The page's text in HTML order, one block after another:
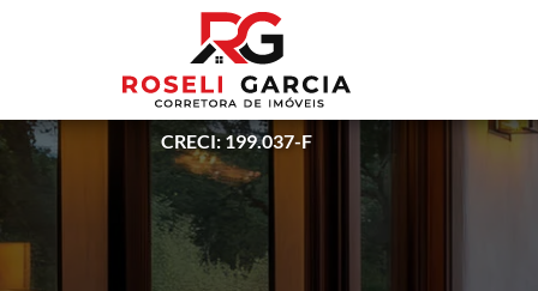
CRECI: 199.037-F